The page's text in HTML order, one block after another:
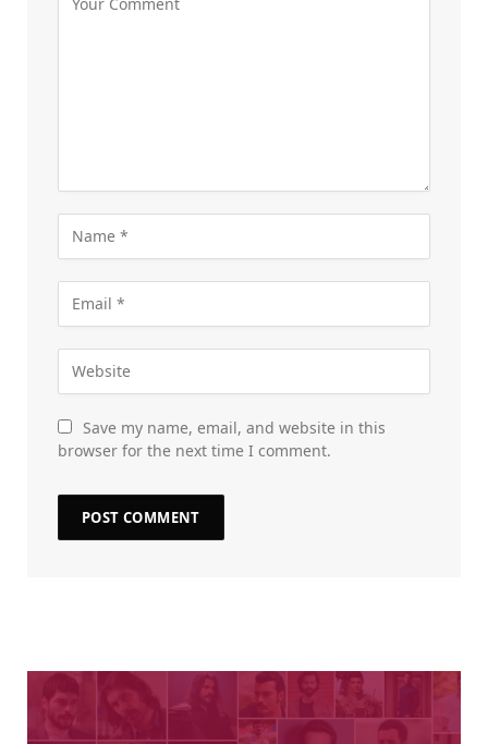
Save my name, email, and website in this
browser for the next time I comment.